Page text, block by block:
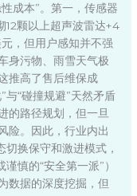
成本”。第一，传感器
12颗以上超声波雷达+4
，但用户感知并不强
身污物、雨雪天气极
推高了售后维保成
与“碰撞规避”天然矛盾
路径规划，但一旦
险。因此，行业内出
切换保守和激进模式，
慎的“安全第一派”）
数据的深度挖掘，但